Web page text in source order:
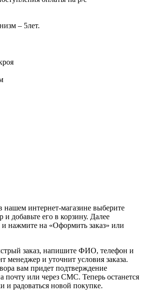
– 5лет.
нашем интернет-магазине выберите
добавьте его в корзину. Далее
нажмите на «Оформить заказ» или
заказ, напишите ФИО, телефон и
менеджер и уточнит условия заказа.
вам придет подтверждение
почту или через СМС. Теперь останется
и радоваться новой покупке.